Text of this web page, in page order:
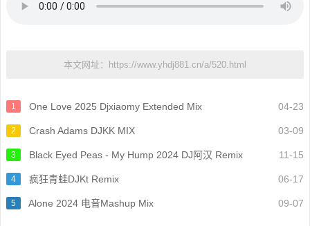
本文网址：https://www.yhdj881.cn/a/520.html
04-23
1 One Love 2025 Djxiaomy Extended Mix
03-09
2 Crash Adams DJKK MIX
11-15
3 Black Eyed Peas - My Hump 2024 DJ阿汉 Remix
06-17
4 疯狂青蛙DJKt Remix
09-07
5 Alone 2024 电音Mashup Mix